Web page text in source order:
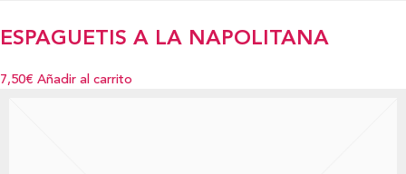
ESPAGUETIS A LA NAPOLITANA
7,50€ Añadir al carrito